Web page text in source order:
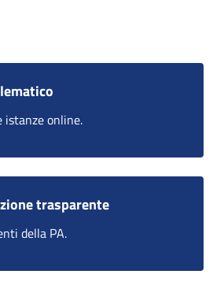
istanze online.
trasparente
della PA.